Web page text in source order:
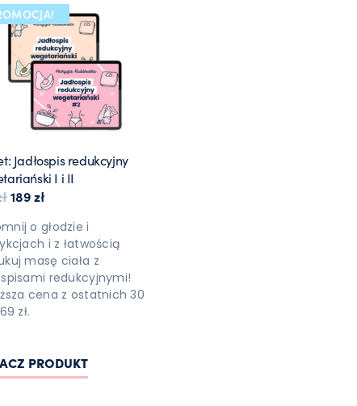
Jadłospis redukcyjny
I i II
Pierwotna cena wynosiła: 218 zł.
189złAktualna cena wynosi: 189 zł.
o głodzie i
i z łatwością
masę ciała z
redukcyjnymi!
cena z ostatnich 30
zł.
PRODUKT